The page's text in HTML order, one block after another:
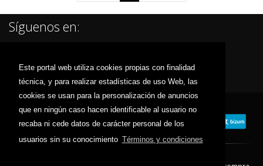
Este portal web utiliza cookies propias con finalidad
técnica, y para realizar estadísticas de uso Web, las
cookies se usan para la personalización de anuncios
que en ningún caso hacen identificable al usuario no
recaba ni cede datos de carácter personal de los
usuarios sin su conocimiento Términos y condiciones
Síguenos en: